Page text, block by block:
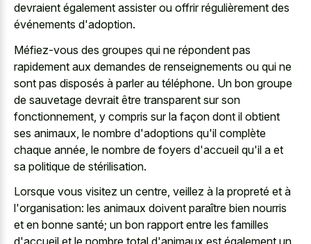
devraient également assister ou offrir régulièrement des
événements d'adoption.
Méfiez-vous des groupes qui ne répondent pas
rapidement aux demandes de renseignements ou qui ne
sont pas disposés à parler au téléphone. Un bon groupe
de sauvetage devrait être transparent sur son
fonctionnement, y compris sur la façon dont il obtient
ses animaux, le nombre d'adoptions qu'il complète
chaque année, le nombre de foyers d'accueil qu'il a et
sa politique de stérilisation.
Lorsque vous visitez un centre, veillez à la propreté et à
l'organisation: les animaux doivent paraître bien nourris
et en bonne santé; un bon rapport entre les familles